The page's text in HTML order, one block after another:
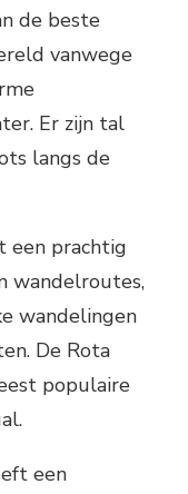
de beste
vanwege
Er zijn tal
langs de
een prachtig
wandelroutes,
wandelingen
De Rota
populaire
een